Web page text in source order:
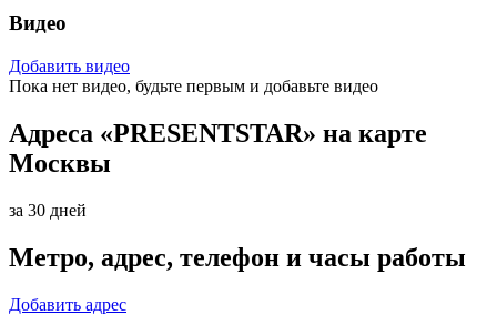
Видео
Добавить видео
Пока нет видео, будьте первым и добавьте видео
Адреса «PRESENTSTAR» на карте
Москвы
за 30 дней
Метро, адрес, телефон и часы работы
Добавить адрес